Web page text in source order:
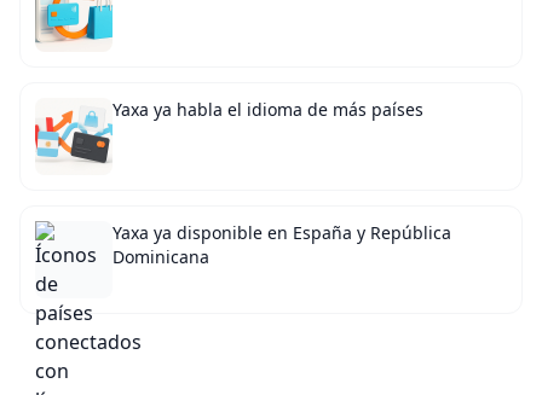
Yaxa ya habla el idioma de más países
Yaxa ya disponible en España y República
Dominicana